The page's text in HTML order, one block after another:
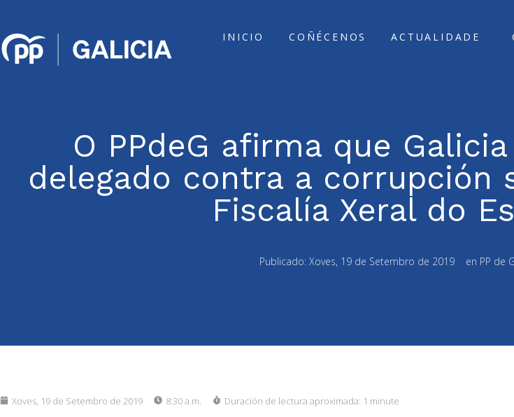
INICIO COÑÉCENOS ACTUALIDADE
O PPdeG afirma que
delegado contra a corrupción
Fiscalía Xeral do
Publicado: Xoves, 19 de Setembro de 2019 en PP de
Xoves, 19 de Setembro de 2019 8:30 a.m. Duración de lectura aproximada: 1 minute